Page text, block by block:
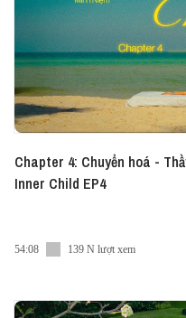
Chapter 4: Chuyển hoá -
Inner Child EP4
54:08 139 N lượt xem